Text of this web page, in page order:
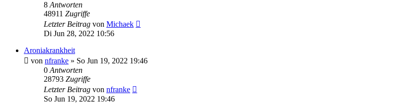
8 Antworten
48911 Zugriffe
Letzter Beitrag von Michaek
Di Jun 28, 2022 10:56
Aroniakrankheit
von nfranke » So Jun 19, 2022 19:46
0 Antworten
28793 Zugriffe
Letzter Beitrag von nfranke
So Jun 19, 2022 19:46